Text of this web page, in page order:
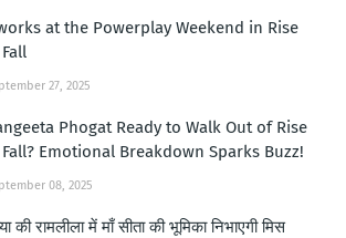
at the Powerplay Weekend in Rise
27, 2025
Phogat Ready to Walk Out of Rise
Emotional Breakdown Sparks Buzz!
08, 2025
की रामलीला में माँ सीता की भूमिका निभाएगी मिस